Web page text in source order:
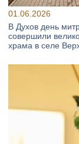
01.06.2026
В Духов день
совершили
храма в селе